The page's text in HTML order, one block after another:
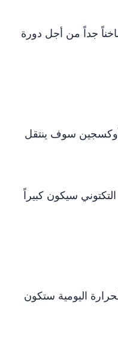
جداً من أجل دورة
سوف ينتقل
سيكون كبيراً
اليومية ستكون